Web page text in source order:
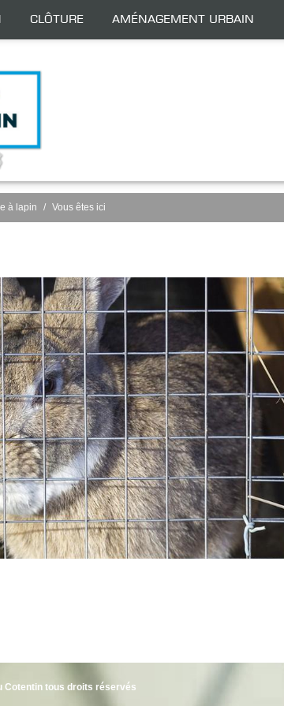
Clôture Aménagement Urbain
à lapin Vous êtes ici
Cotentin tous droits réservés